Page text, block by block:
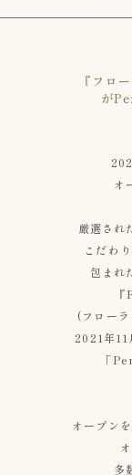
『フロ
が
オ
厳選され
こだわ
包まれ
(フロー
2021年11
「
オープン
多